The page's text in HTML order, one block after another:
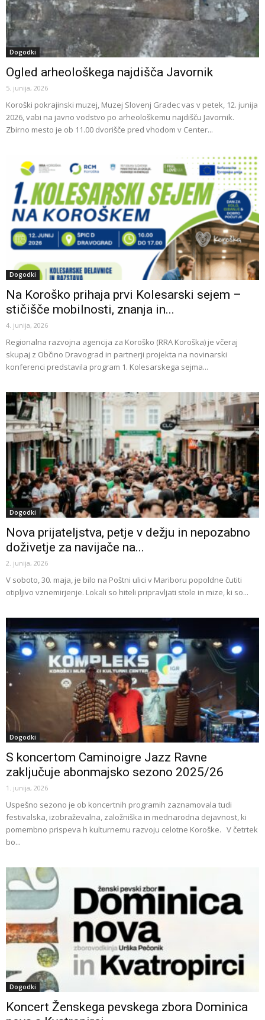
Dogodki
Ogled arheološkega najdišča Javornik
5. junija, 2026
Koroški pokrajinski muzej, Muzej Slovenj Gradec vas v petek, 12. junija
2026, vabi na javno vodstvo po arheološkemu najdišču Javornik.
Zbirno mesto je ob 11.00 dvorišče pred vhodom v Center...
Dogodki
Na Koroško prihaja prvi Kolesarski sejem –
stičišče mobilnosti, znanja in...
4. junija, 2026
Regionalna razvojna agencija za Koroško (RRA Koroška) je včeraj
skupaj z Občino Dravograd in partnerji projekta na novinarski
konferenci predstavila program 1. Kolesarskega sejma...
Dogodki
Nova prijateljstva, petje v dežju in nepozabno
doživetje za navijače na...
2. junija, 2026
V soboto, 30. maja, je bilo na Poštni ulici v Mariboru popoldne čutiti
otipljivo vznemirjenje. Lokali so hiteli pripravljati stole in mize, ki so...
Dogodki
S koncertom Caminoigre Jazz Ravne
zaključuje abonmajsko sezono 2025/26
1. junija, 2026
Uspešno sezono je ob koncertnih programih zaznamovala tudi
festivalska, izobraževalna, založniška in mednarodna dejavnost, ki
pomembno prispeva h kulturnemu razvoju celotne Koroške. V četrtek
bo...
Dogodki
Koncert Ženskega pevskega zbora Dominica